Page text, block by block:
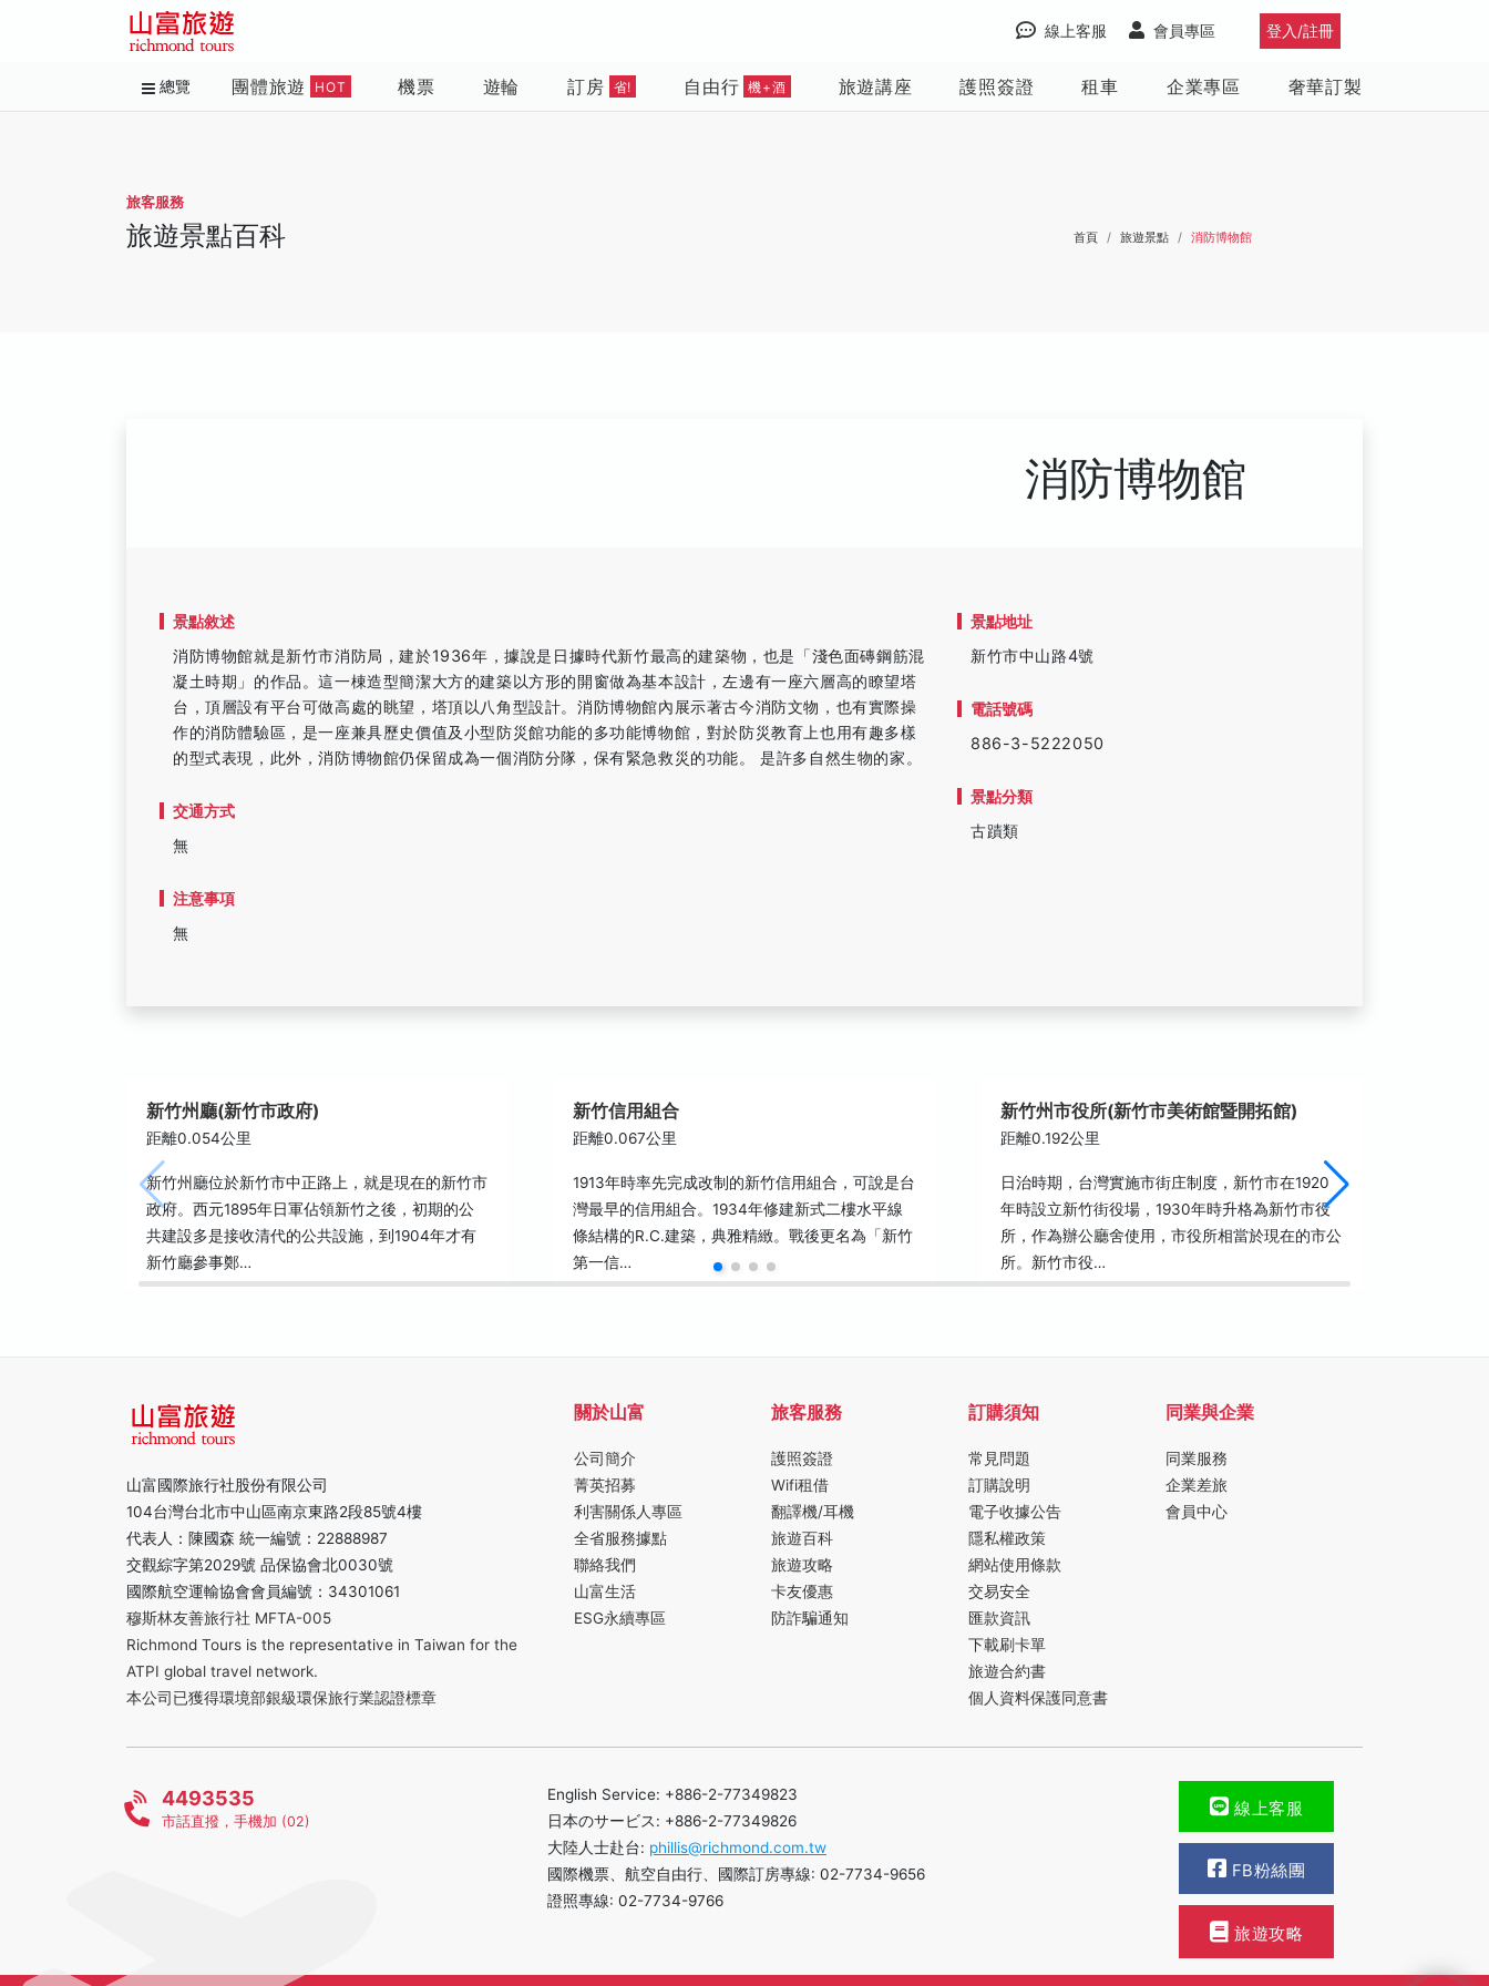
登入/註冊
會員專區
線上客服
總覽 團體旅遊 HOT 機票 遊輪 訂房 省! 自由行 機+酒 旅遊講座 護照簽證 租車 企業專區 奢華訂製
旅客服務
旅遊景點百科 首頁 旅遊景點 消防博物館
消防博物館
景點敘述
消防博物館就是新竹市消防局，建於1936年，據說是日據時代新竹最高的建築物，也是「淺色面磚鋼筋混
凝土時期」的作品。這一棟造型簡潔大方的建築以方形的開窗做為基本設計，左邊有一座六層高的瞭望塔
台，頂層設有平台可做高處的眺望，塔頂以八角型設計。消防博物館內展示著古今消防文物，也有實際操
作的消防體驗區，是一座兼具歷史價值及小型防災館功能的多功能博物館，對於防災教育上也用有趣多樣
的型式表現，此外，消防博物館仍保留成為一個消防分隊，保有緊急救災的功能。 是許多自然生物的家。
交通方式
無
注意事項
無
景點地址
新竹市中山路4號
電話號碼
886-3-5222050
景點分類
古蹟類
新竹州廳(新竹市政府)
距離0.054公里
新竹州廳位於新竹市中正路上，就是現在的新竹市
政府。西元1895年日軍佔領新竹之後，初期的公
共建設多是接收清代的公共設施，到1904年才有
新竹廳參事鄭…
新竹信用組合
距離0.067公里
1913年時率先完成改制的新竹信用組合，可說是台
灣最早的信用組合。1934年修建新式二樓水平線
條結構的R.C.建築，典雅精緻。戰後更名為「新竹
第一信…
新竹州市役所(新竹市美術館暨開拓館)
距離0.192公里
日治時期，台灣實施市街庄制度，新竹市在1920
年時設立新竹街役場，1930年時升格為新竹市役
所，作為辦公廳舍使用，市役所相當於現在的市公
所。新竹市役…
山富國際旅行社股份有限公司
104台灣台北市中山區南京東路2段85號4樓
代表人：陳國森 統一編號：22888987
交觀綜字第2029號 品保協會北0030號
國際航空運輸協會會員編號：34301061
穆斯林友善旅行社 MFTA-005
Richmond Tours is the representative in Taiwan for the
ATPI global travel network.
本公司已獲得環境部銀級環保旅行業認證標章
關於山富
公司簡介
菁英招募
利害關係人專區
全省服務據點
聯絡我們
山富生活
ESG永續專區
旅客服務
護照簽證
Wifi租借
翻譯機/耳機
旅遊百科
旅遊攻略
卡友優惠
防詐騙通知
訂購須知
常見問題
訂購說明
電子收據公告
隱私權政策
網站使用條款
交易安全
匯款資訊
下載刷卡單
旅遊合約書
個人資料保護同意書
同業與企業
同業服務
企業差旅
會員中心
4493535
市話直撥，手機加 (02)
English Service: +886-2-77349823
日本のサービス: +886-2-77349826
大陸人士赴台: phillis@richmond.com.tw
國際機票、航空自由行、國際訂房專線: 02-7734-9656
證照專線: 02-7734-9766
線上客服
FB粉絲團
旅遊攻略